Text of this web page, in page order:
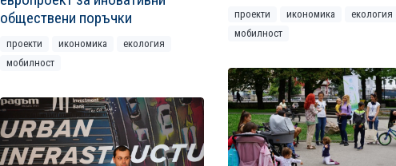
проекти икономика
екология
мобилност
обществени поръчки
проекти икономика
екология
мобилност